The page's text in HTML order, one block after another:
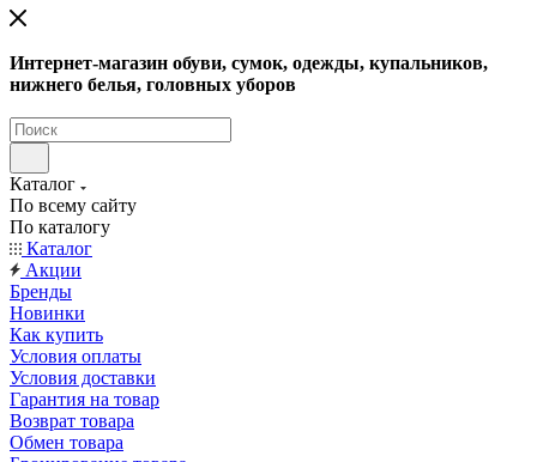
Интернет-магазин обуви, сумок, одежды, купальников,
нижнего белья, головных уборов
Каталог
По всему сайту
По каталогу
Каталог
Акции
Бренды
Новинки
Как купить
Условия оплаты
Условия доставки
Гарантия на товар
Возврат товара
Обмен товара